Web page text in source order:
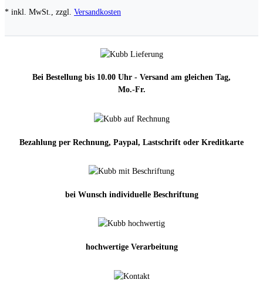
* inkl. MwSt., zzgl. Versandkosten
Bei Bestellung bis 10.00 Uhr - Versand am gleichen Tag,
Mo.-Fr.
Bezahlung per Rechnung, Paypal, Lastschrift oder Kreditkarte
bei Wunsch individuelle Beschriftung
hochwertige Verarbeitung